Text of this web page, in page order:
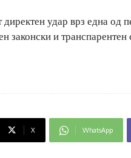
удар врз една од
законски и
X WhatsApp